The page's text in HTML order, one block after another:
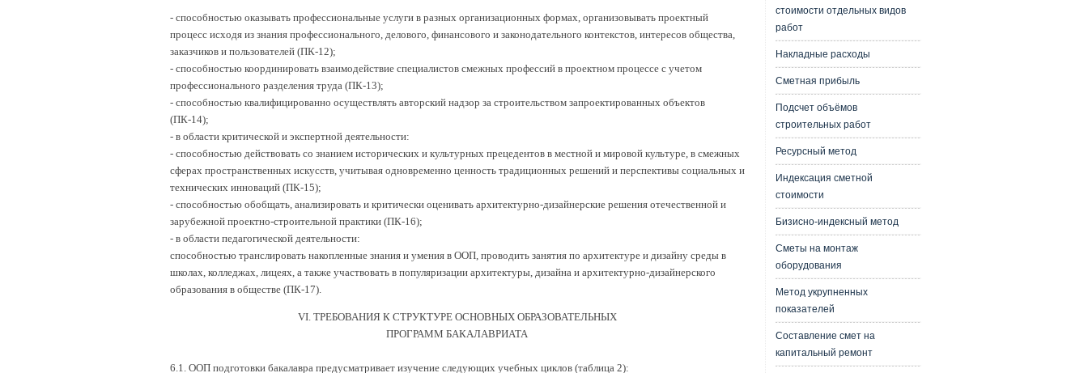
- способностью оказывать профессиональные услуги в разных организационных формах, организовывать проектный
процесс исходя из знания профессионального, делового, финансового и законодательного контекстов, интересов общества,
заказчиков и пользователей (ПК-12);
- способностью координировать взаимодействие специалистов смежных профессий в проектном процессе с учетом
профессионального разделения труда (ПК-13);
- способностью квалифицированно осуществлять авторский надзор за строительством запроектированных объектов
(ПК-14);
- в области критической и экспертной деятельности:
- способностью действовать со знанием исторических и культурных прецедентов в местной и мировой культуре, в смежных
сферах пространственных искусств, учитывая одновременно ценность традиционных решений и перспективы социальных и
технических инноваций (ПК-15);
- способностью обобщать, анализировать и критически оценивать архитектурно-дизайнерские решения отечественной и
зарубежной проектно-строительной практики (ПК-16);
- в области педагогической деятельности:
способностью транслировать накопленные знания и умения в ООП, проводить занятия по архитектуре и дизайну среды в
школах, колледжах, лицеях, а также участвовать в популяризации архитектуры, дизайна и архитектурно-дизайнерского
образования в обществе (ПК-17).
VI. ТРЕБОВАНИЯ К СТРУКТУРЕ ОСНОВНЫХ ОБРАЗОВАТЕЛЬНЫХ
ПРОГРАММ БАКАЛАВРИАТА
6.1. ООП подготовки бакалавра предусматривает изучение следующих учебных циклов (таблица 2):
стоимости отдельных видов
работ
Накладные расходы
Сметная прибыль
Подсчет объёмов
строительных работ
Ресурсный метод
Индексация сметной
стоимости
Бизисно-индексный метод
Сметы на монтаж
оборудования
Метод укрупненных
показателей
Составление смет на
капитальный ремонт